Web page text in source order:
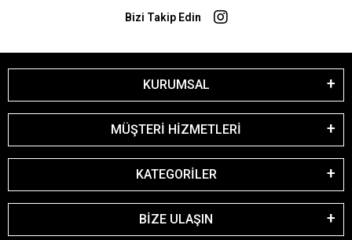
Bizi Takip Edin
KURUMSAL
MÜŞTERİ HİZMETLERİ
KATEGORİLER
BİZE ULAŞIN